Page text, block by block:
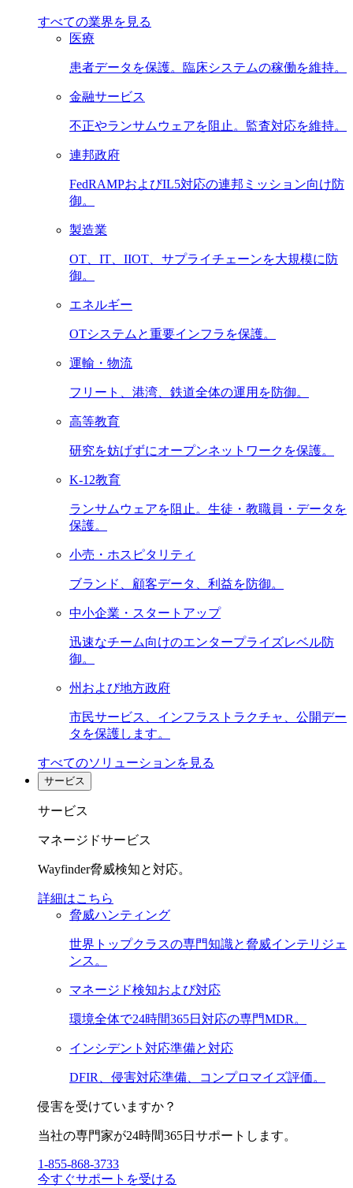
すべての業界を見る
医療
患者データを保護。臨床システムの稼働を維持。
金融サービス
不正やランサムウェアを阻止。監査対応を維持。
連邦政府
FedRAMPおよびIL5対応の連邦ミッション向け防
御。
製造業
OT、IT、IIOT、サプライチェーンを大規模に防
御。
エネルギー
OTシステムと重要インフラを保護。
運輸・物流
フリート、港湾、鉄道全体の運用を防御。
高等教育
研究を妨げずにオープンネットワークを保護。
K-12教育
ランサムウェアを阻止。生徒・教職員・データを
保護。
小売・ホスピタリティ
ブランド、顧客データ、利益を防御。
中小企業・スタートアップ
迅速なチーム向けのエンタープライズレベル防
御。
州および地方政府
市民サービス、インフラストラクチャ、公開デー
タを保護します。
すべてのソリューションを見る
サービス
サービス
マネージドサービス
Wayfinder脅威検知と対応。
詳細はこちら
脅威ハンティング
世界トップクラスの専門知識と脅威インテリジェ
ンス。
マネージド検知および対応
環境全体で24時間365日対応の専門MDR。
インシデント対応準備と対応
DFIR、侵害対応準備、コンプロマイズ評価。
侵害を受けていますか？
当社の専門家が24時間365日サポートします。
1-855-868-3733
今すぐサポートを受ける